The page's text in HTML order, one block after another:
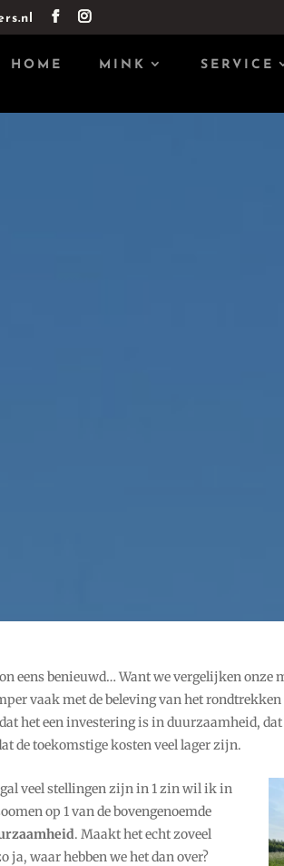
HOME MINK SERVICE
eens benieuwd… Want we vergelijken onze
vaak met de beleving van het rondtrekken
het een investering is in duurzaamheid,
de toekomstige kosten veel lager zijn.
veel stellingen zijn in 1 zin wil ik in
op 1 van de bovengenoemde
. Maakt het echt zoveel
ja, waar hebben we het dan over?